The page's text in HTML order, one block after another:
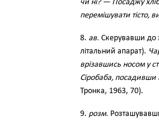
чи ні? — Посаджу
перемішувати тісто,
8. ав. Скерувавши до
літальний апарат).
врізавшись носом у
Сіробаба, посадивши
Тронка, 1963, 70).
9. розм.